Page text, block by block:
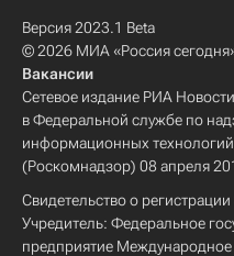
Версия 2023.1 Beta
© 2026 МИА «Россия
Вакансии
Сетевое издание РИА
в Федеральной службе по
информационных
(Роскомнадзор) 08 апреля
Свидетельство о
Учредитель: Федеральное
предприятие